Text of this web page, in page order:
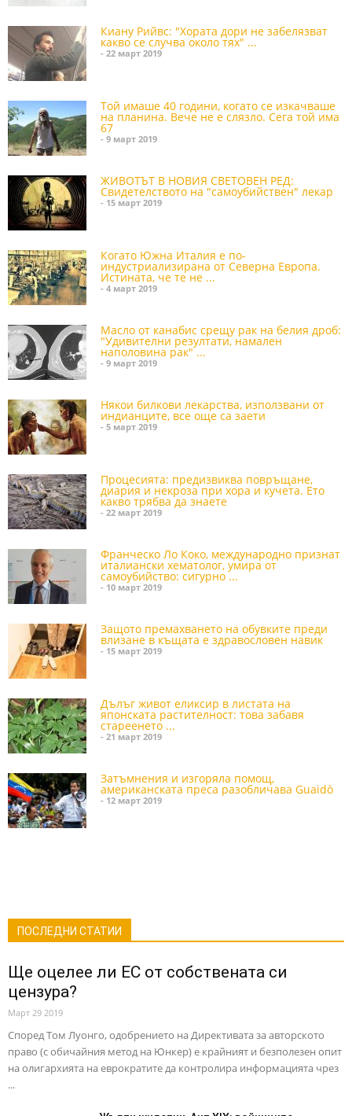
Киану Рийвс: "Хората дори не забелязват
какво се случва около тях" ...
- 22 март 2019
Той имаше 40 години, когато се изкачваше
на планина. Вече не е слязло. Сега той има
67
- 9 март 2019
ЖИВОТЪТ В НОВИЯ СВЕТОВЕН РЕД:
Свидетелството на "самоубийствен" лекар
- 15 март 2019
Когато Южна Италия е по-
индустриализирана от Северна Европа.
Истината, че те не ...
- 4 март 2019
Масло от канабис срещу рак на белия дроб:
"Удивителни резултати, намален
наполовина рак" ...
- 9 март 2019
Някои билкови лекарства, използвани от
индианците, все още са заети
- 5 март 2019
Процесията: предизвиква повръщане,
диария и некроза при хора и кучета. Ето
какво трябва да знаете
- 22 март 2019
Франческо Ло Коко, международно признат
италиански хематолог, умира от
самоубийство: сигурно ...
- 10 март 2019
Защото премахването на обувките преди
влизане в къщата е здравословен навик
- 15 март 2019
Дълъг живот еликсир в листата на
японската растителност: това забавя
стареенето ...
- 21 март 2019
Затъмнения и изгоряла помощ,
американската преса разобличава Guaidò
- 12 март 2019
ПОСЛЕДНИ СТАТИИ
Ще оцелее ли ЕС от собствената си
цензура?
Март 29 2019
Според Том Луонго, одобрението на Директивата за авторското
право (с обичайния метод на Юнкер) е крайният и безполезен опит
на олигархията на еврократите да контролира информацията чрез
...